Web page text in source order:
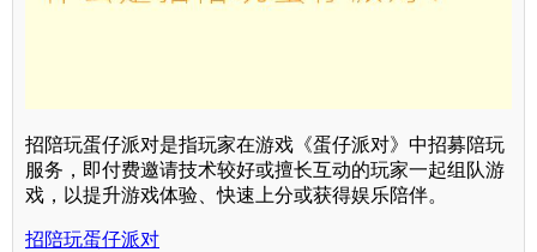
招陪玩蛋仔派对是指玩家在游戏《蛋仔派对》中招募陪玩
服务，即付费邀请技术较好或擅长互动的玩家一起组队游
戏，以提升游戏体验、快速上分或获得娱乐陪伴。
招陪玩蛋仔派对